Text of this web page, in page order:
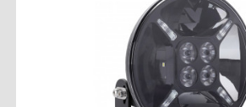
WORK SYSTEM HARDERWIJK
WORK SYSTEM HARMELEN